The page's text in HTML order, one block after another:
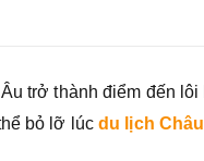
trở thành điểm đến
bỏ lỡ lúcdu lịch